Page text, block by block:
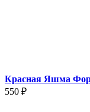
Красная Яшма
550 ₽